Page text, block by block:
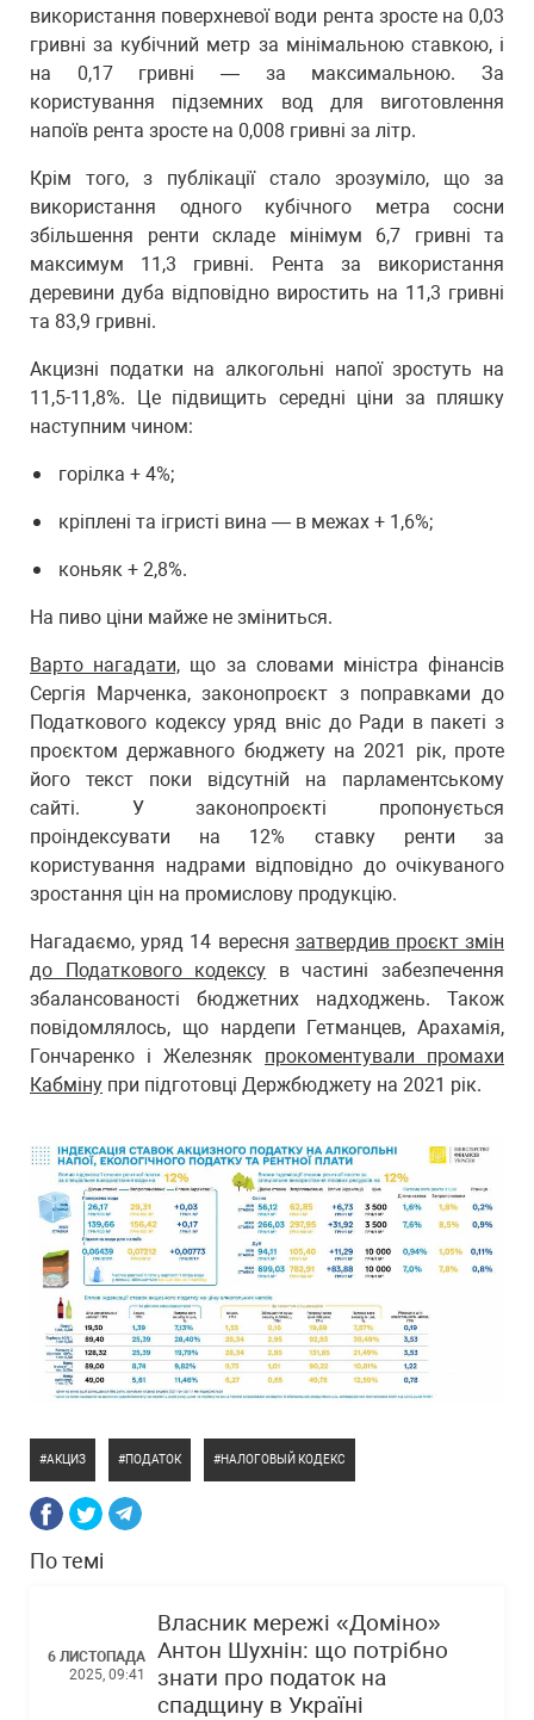
використання поверхневої води рента зросте на 0,03
гривні за кубічний метр за мінімальною ставкою, і
на 0,17 гривні — за максимальною. За
користування підземних вод для виготовлення
напоїв рента зросте на 0,008 гривні за літр.
Крім того, з публікації стало зрозуміло, що за
використання одного кубічного метра сосни
збільшення ренти складе мінімум 6,7 гривні та
максимум 11,3 гривні. Рента за використання
деревини дуба відповідно виростить на 11,3 гривні
та 83,9 гривні.
Акцизні податки на алкогольні напої зростуть на
11,5-11,8%. Це підвищить середні ціни за пляшку
наступним чином:
горілка + 4%;
кріплені та ігристі вина — в межах + 1,6%;
коньяк + 2,8%.
На пиво ціни майже не зміниться.
Варто нагадати, що за словами міністра фінансів
Сергія Марченка, законопроєкт з поправками до
Податкового кодексу уряд вніс до Ради в пакеті з
проєктом державного бюджету на 2021 рік, проте
його текст поки відсутній на парламентському
сайті. У законопроєкті пропонується
проіндексувати на 12% ставку ренти за
користування надрами відповідно до очікуваного
зростання цін на промислову продукцію.
Нагадаємо, уряд 14 вересня затвердив проєкт змін
до Податкового кодексу в частині забезпечення
збалансованості бюджетних надходжень. Також
повідомлялось, що нардепи Гетманцев, Арахамія,
Гончаренко і Железняк прокоментували промахи
Кабміну при підготовці Держбюджету на 2021 рік.
АКЦИЗ ПОДАТОК НАЛОГОВЫЙ КОДЕКС
По темі
6 ЛИСТОПАДА
2025, 09:41
Власник мережі «Доміно»
Антон Шухнін: що потрібно
знати про податок на
спадщину в Україні